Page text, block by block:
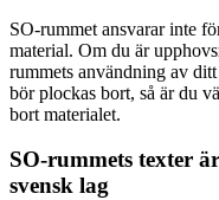
SO-rummet ansvarar inte
material. Om du är
rummets användning av
bör plockas bort, så är du
bort materialet.
SO-rummets texter
svensk lag